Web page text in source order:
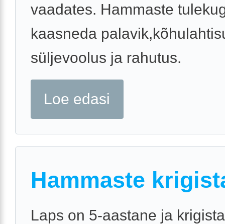
vaadates. Hammaste
kaasneda
süljevoolus ja rahutus.
Loe edasi
Hammaste
Laps on 5-aastane ja